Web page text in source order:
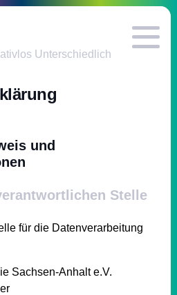
und
Stelle
für die Datenverarbeitung
Sachsen-Anhalt e.V.